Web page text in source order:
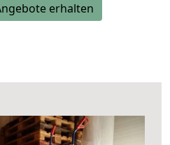
erhalten